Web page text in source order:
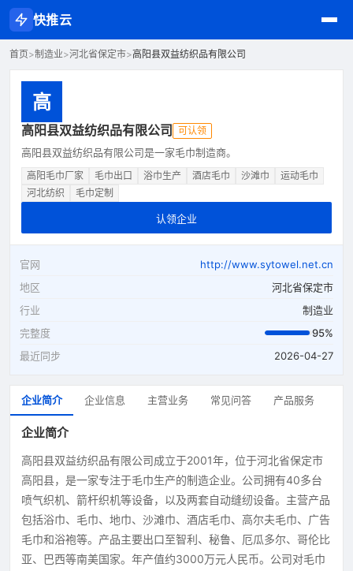
快推云
首页>制造业>河北省保定市>高阳县双益纺织品有限公司
高
高阳县双益纺织品有限公司 可认领
高阳县双益纺织品有限公司是一家毛巾制造商。
高阳毛巾厂家 毛巾出口 浴巾生产 酒店毛巾 沙滩巾
运动毛巾
河北纺织
毛巾定制
认领企业
官网
http://www.sytowel.net.cn
地区
河北省保定市
行业
制造业
完整度
95%
最近同步
2026-04-27
企业简介 企业信息 主营业务 常见问答 产品服务
企业简介
高阳县双益纺织品有限公司成立于2001年，位于河北省保定市
高阳县，是一家专注于毛巾生产的制造企业。公司拥有40多台
喷气织机、箭杆织机等设备，以及两套自动缝纫设备。主营产品
包括浴巾、毛巾、地巾、沙滩巾、酒店毛巾、高尔夫毛巾、广告
毛巾和浴袍等。产品主要出口至智利、秘鲁、厄瓜多尔、哥伦比
亚、巴西等南美国家。年产值约3000万元人民币。公司对毛巾